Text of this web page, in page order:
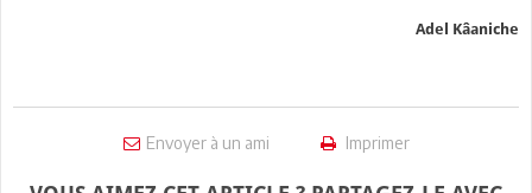
Adel Kâaniche
Envoyer à un ami Imprimer